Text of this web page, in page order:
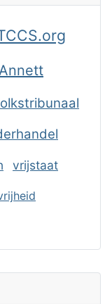
vrijstaat